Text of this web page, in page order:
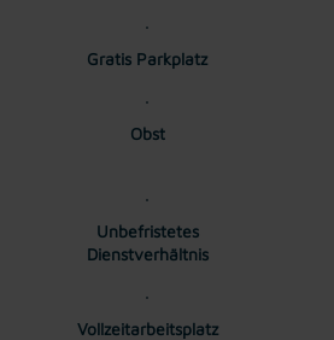
Gratis Parkplatz
Obst
Unbefristetes
Dienstverhältnis
Vollzeitarbeitsplatz